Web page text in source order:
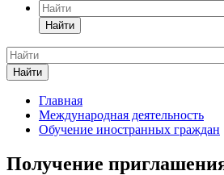
Найти
Найти
Главная
Международная деятельность
Обучение иностранных граждан
Получение